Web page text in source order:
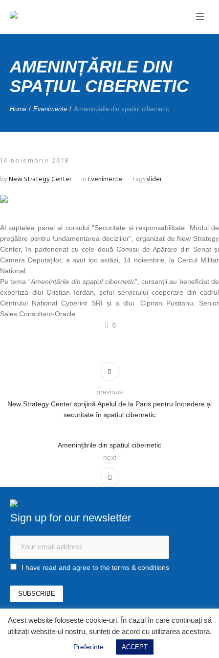
AMENINȚĂRILE DIN
SPAȚIUL CIBERNETIC
Home / Evenimente / Amenințările din spațiul cibernetic
14 noiembrie 2018
byNew Strategy Center inEvenimente tagsslider
Al șaptelea panel al cursului “Securitate și responsabilitate. Modul de
pregătire pentru fundamentarea deciziilor”, organizat de New Strategy
Center, în parteneriat cu cele două Comisii de Apărare din Senat și
Camera Deputaților, a avut loc astăzi, 14 noiembrie, la Cercul Militar
Național.
Pe tema “Amenințările din spațiul cibernetic”, cursanții au beneficiat de
expertiza dlui Cristian Iordan, șeful serviciului cooperare din cadrul
Centrului National Cyberint SRI și a dlui. Ciprian Pustianu, Senior
Sales Consultant-Oracle.
0
New Strategy Center sprijină Apelul de la Paris pentru încredere și
securitate în spațiul cibernetic
previous
Amenințările din spațiul cibernetic
next
Sign up for our newsletter
I have read and agree to the terms & conditions
office@newstrategycenter.ro
(+40) 0753 103 310
Strada Jiului, nr. 133, et. 1, ap. 3, sector 1
Acest website foloseste cookie-uri. În cazul în care continuați să
utilizați website-ul nostru, sunteți de acord cu utilizarea acestora.
Preferințe ACCEPT